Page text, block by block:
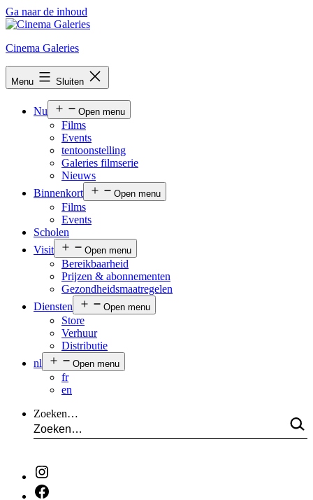
Ga naar de inhoud
Cinema Galeries
Menu Sluiten
Nu Open menu
Films
Events
tentoonstelling
Galeries filmserie
Nieuws
Binnenkort
Open menu
Films
Events
Scholen
Visit
Open menu
Bereikbaarheid
Prijzen & abonnementen
Gezondheidsmaatregelen
Diensten
Open menu
Store
Verhuur
Distributie
nl
Open menu
fr
en
Zoeken…